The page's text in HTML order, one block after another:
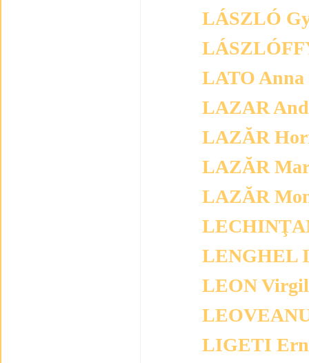
LÁSZLÓ
LATO Anna
LAZAR
LAZĂR
LAZĂR
LAZĂR
LENGHEL
LEON Virgil
LIGETI